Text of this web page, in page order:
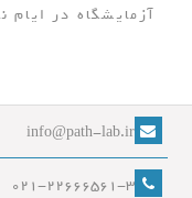
آزمایشگاه در ایام
info@path-lab.ir
021-22666561-3